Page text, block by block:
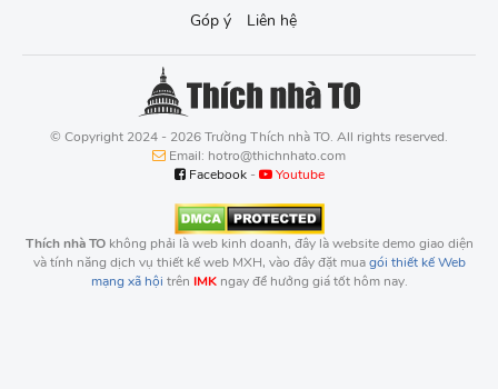
Góp ý
Liên hệ
© Copyright 2024 - 2026 Trường Thích nhà TO. All rights reserved.
Email: hotro@thichnhato.com
Facebook- Youtube
Thích nhà TOkhông phải là web kinh doanh, đây là website demo giao diện
và tính năng dịch vụ thiết kế web MXH, vào đây đặt muagói thiết kế Web
mạng xã hội trên IMKngay để hưởng giá tốt hôm nay.